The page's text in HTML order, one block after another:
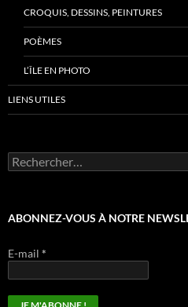
CROQUIS, DESSINS, PEINTURES
POÈMES
L’ÎLE EN PHOTO
LIENS UTILES
ABONNEZ-VOUS À NOTRE
E-mail *